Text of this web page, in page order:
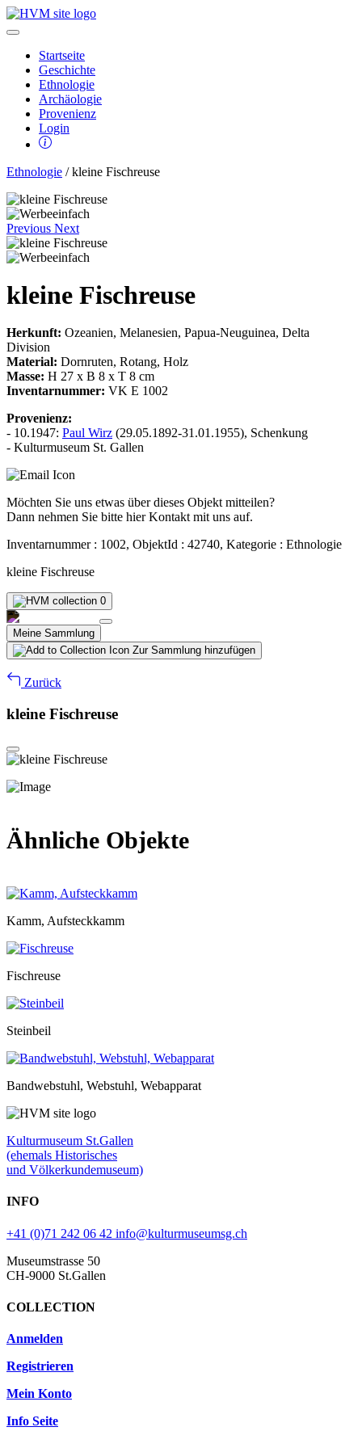
Startseite
Geschichte
Ethnologie
Archäologie
Provenienz
Login
Ethnologie / kleine Fischreuse
Previous Next
kleine Fischreuse
Herkunft: Ozeanien, Melanesien, Papua-Neuguinea, Delta
Division
Material: Dornruten, Rotang, Holz
Masse: H 27 x B 8 x T 8 cm
Inventarnummer: VK E 1002
Provenienz:
- 10.1947: Paul Wirz (29.05.1892-31.01.1955), Schenkung
- Kulturmuseum St. Gallen
Möchten Sie uns etwas über dieses Objekt mitteilen?
Dann nehmen Sie bitte hier Kontakt mit uns auf.
Inventarnummer : 1002, ObjektId : 42740, Kategorie : Ethnologie
kleine Fischreuse
0
Meine Sammlung
Zur Sammlung hinzufügen
Zurück
kleine Fischreuse
Ähnliche Objekte
Kamm, Aufsteckkamm
Fischreuse
Steinbeil
Bandwebstuhl, Webstuhl, Webapparat
Kulturmuseum St.Gallen
(ehemals Historisches
und Völkerkundemuseum)
INFO
+41 (0)71 242 06 42 info@kulturmuseumsg.ch
Museumstrasse 50
CH-9000 St.Gallen
COLLECTION
Anmelden
Registrieren
Mein Konto
Info Seite